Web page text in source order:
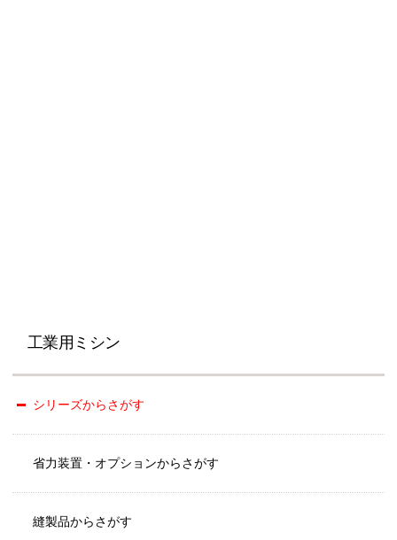
工業用ミシン
シリーズからさがす
省力装置・オプションからさがす
縫製品からさがす